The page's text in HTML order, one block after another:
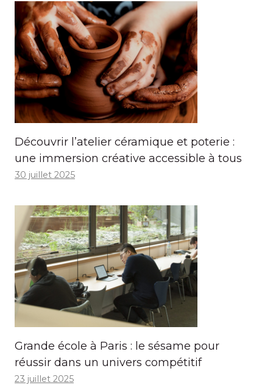
Découvrir l’atelier céramique et poterie :
une immersion créative accessible à tous
30 juillet 2025
Grande école à Paris : le sésame pour
réussir dans un univers compétitif
23 juillet 2025